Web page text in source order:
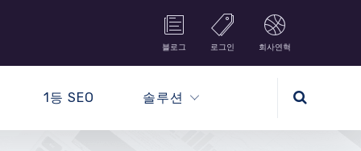
블로그 로그인 회사연혁
1등 SEO 솔루션